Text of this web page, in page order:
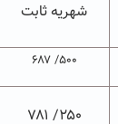
شهریه ثابت
۵۰۰/ ۶۸۷
۲۵۰/ ۷۸۱